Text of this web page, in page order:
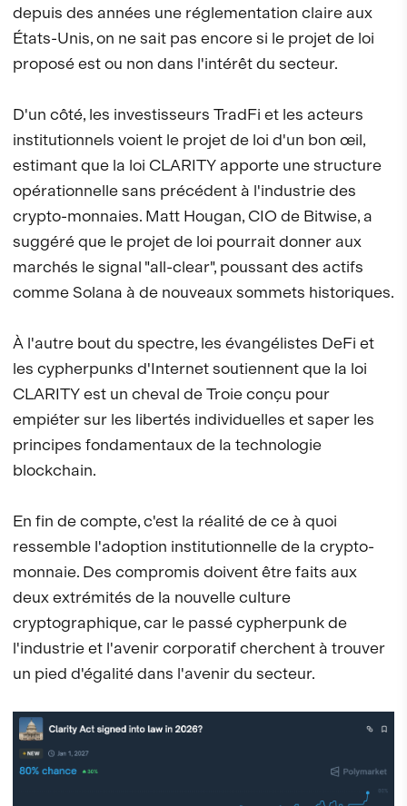
depuis des années une réglementation claire aux
États-Unis, on ne sait pas encore si le projet de loi
proposé est ou non dans l'intérêt du secteur.
D'un côté, les investisseurs TradFi et les acteurs
institutionnels voient le projet de loi d'un bon œil,
estimant que la loi CLARITY apporte une structure
opérationnelle sans précédent à l'industrie des
crypto-monnaies. Matt Hougan, CIO de Bitwise, a
suggéré que le projet de loi pourrait donner aux
marchés le signal "all-clear", poussant des actifs
comme Solana à de nouveaux sommets historiques.
À l'autre bout du spectre, les évangélistes DeFi et
les cypherpunks d'Internet soutiennent que la loi
CLARITY est un cheval de Troie conçu pour
empiéter sur les libertés individuelles et saper les
principes fondamentaux de la technologie
blockchain.
En fin de compte, c'est la réalité de ce à quoi
ressemble l'adoption institutionnelle de la crypto-
monnaie. Des compromis doivent être faits aux
deux extrémités de la nouvelle culture
cryptographique, car le passé cypherpunk de
l'industrie et l'avenir corporatif cherchent à trouver
un pied d'égalité dans l'avenir du secteur.